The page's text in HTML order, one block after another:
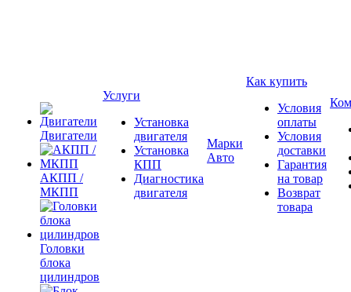
Двигатели
АКПП /
МКПП
Головки
блока
цилиндров
Услуги
Установка
двигателя
Установка
КПП
Диагностика
двигателя
Марки
Авто
Как купить
Условия
оплаты
Условия
доставки
Гарантия
на товар
Возврат
товара